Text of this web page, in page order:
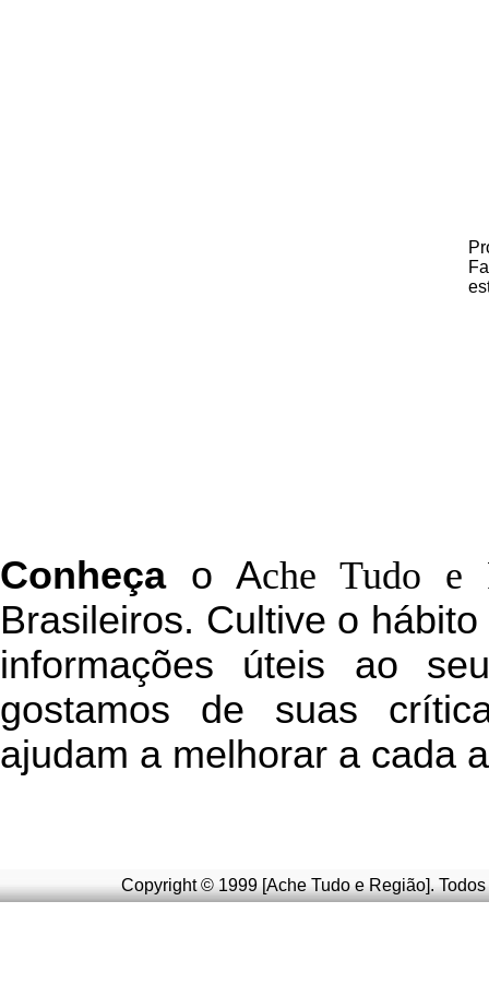
Conheçao Ache Tudo e
Brasileiros. Cultive o
informações úteis ao
gostamos de suas
ajudam a melhorar a cada
Copyright © 1999 [Ache Tudo e Região].